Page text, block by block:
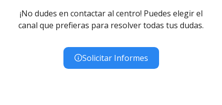
¡No dudes en contactar al centro! Puedes elegir el
canal que prefieras para resolver todas tus dudas.
Solicitar Informes